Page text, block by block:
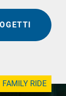
FAMILY RIDE